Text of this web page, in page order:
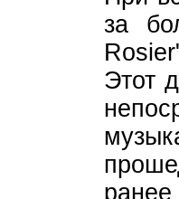
за
Этот